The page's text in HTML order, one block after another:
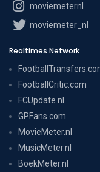
moviemeternl
moviemeter_nl
Realtimes Network
FootballCritic.com
FCUpdate.nl
GPFans.com
MovieMeter.nl
MusicMeter.nl
BoekMeter.nl